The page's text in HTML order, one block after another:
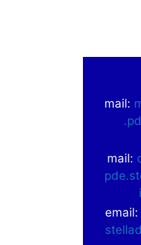
mail:
mail:
email: